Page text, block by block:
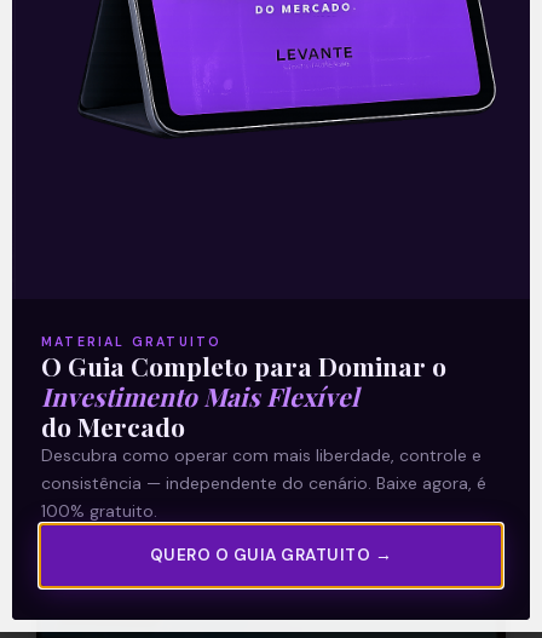
Resultado do Jack in the box
(JACK)
A rede de fast-food americana Jack in
13/05/2021
E EU COM ISSO
MATERIAL GRATUITO
O Guia Completo para Dominar o
Investimento Mais Flexível
do Mercado
Descubra como operar com mais liberdade, controle e
consistência — independente do cenário. Baixe agora, é
100% gratuito.
QUERO O GUIA GRATUITO →